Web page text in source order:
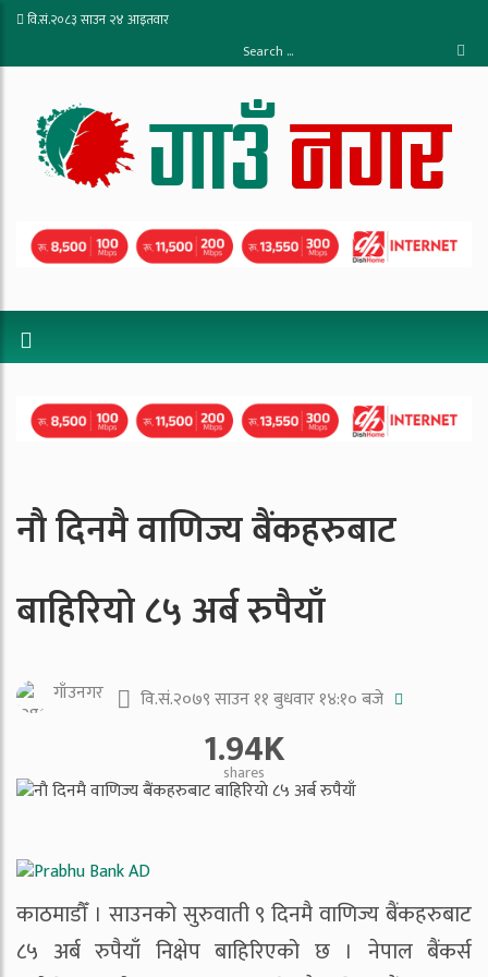
वि.सं.२०८३ साउन २४ आइतवार
नाै दिनमै वाणिज्य बैंकहरुबाट
बाहिरियाे ८५ अर्ब रुपैयाँ
गाँउनगर वि.सं.२०७९ साउन ११ बुधवार १४:१० बजे
1.94K
shares
काठमाडौँ । साउनको सुरुवाती ९ दिनमै वाणिज्य बैंकहरुबाट
८५ अर्ब रुपैयाँ निक्षेप बाहिरिएको छ । नेपाल बैंकर्स